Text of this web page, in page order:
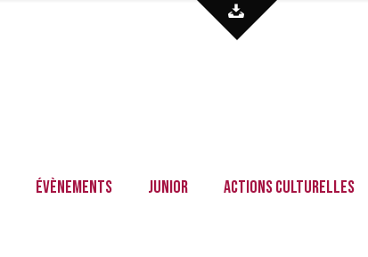
Évènements Junior Actions culturelles